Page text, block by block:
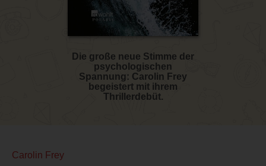
Die große neue Stimme der
psychologischen
Spannung: Carolin Frey
begeistert mit ihrem
Thrillerdebüt.
Carolin Frey